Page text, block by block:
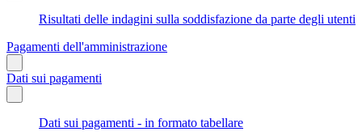
Risultati delle indagini sulla soddisfazione da parte degli utenti
Pagamenti dell'amministrazione
Dati sui pagamenti
Dati sui pagamenti - in formato tabellare